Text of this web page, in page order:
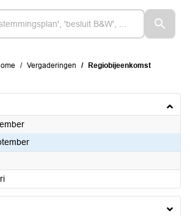
Vergaderingen Regiobijeenkomst
2026
2026
2026